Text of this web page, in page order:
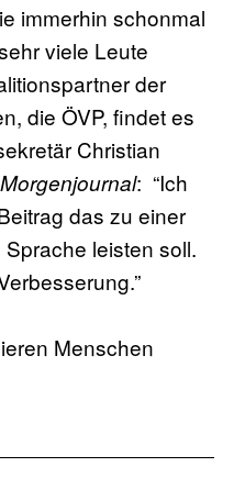
immerhin schonmal
viele Leute
der
die ÖVP, findet es
Christian
: “Ich
das zu einer
leisten soll.
Menschen